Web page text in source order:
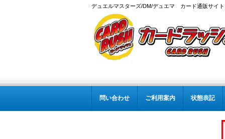
デュエルマスターズ/DM/デュエマ カード通販サイト
問い合わせ ご利用案内 状態表記